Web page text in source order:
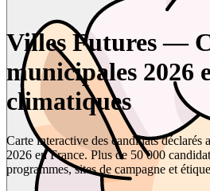
Villes Futures —
municipales 2026
climatiques
Carte interactive des candidats déclarés
2026 en France. Plus de 50 000
programmes, sites de campagne et